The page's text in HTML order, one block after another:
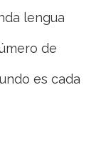
lengua
de
es cada